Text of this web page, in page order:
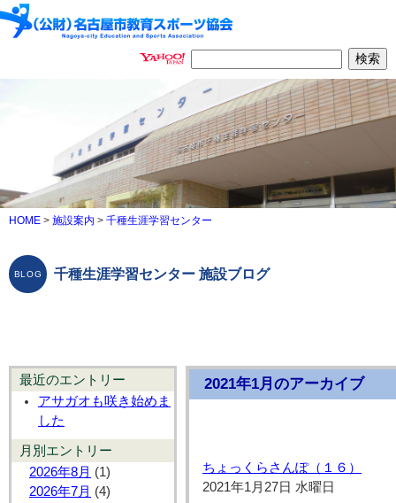
HOME > 施設案内 > 千種生涯学習センター
千種生涯学習センター 施設ブログ
最近のエントリー
アサガオも咲き始めま
した
月別エントリー
2026年8月 (1)
2026年7月 (4)
2021年1月のアーカイブ
ちょっくらさんぽ（１６）
2021年1月27日 水曜日